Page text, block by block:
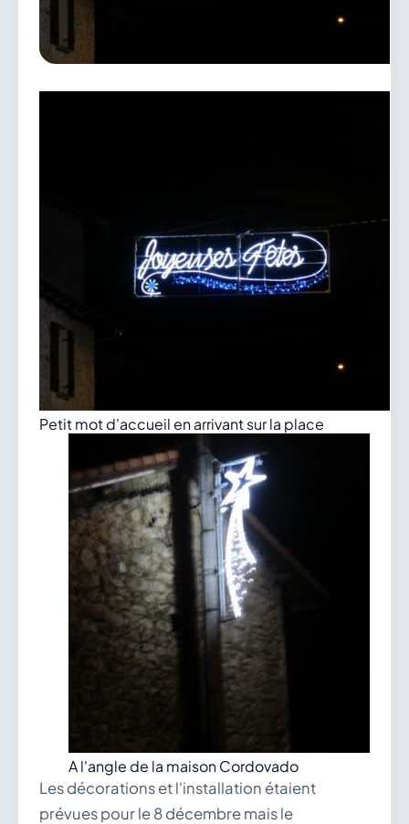
mairie@douvres.fr
140 Place de la Babillière, 01500 Douvres
Contacter la mairie
Petit mot d'accueil en arrivant sur la place
A l'angle de la maison Cordovado
Les décorations et l'installation étaient
prévues pour le 8 décembre mais le